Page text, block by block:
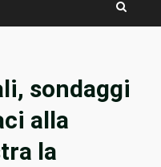
sondaggi
alla
la